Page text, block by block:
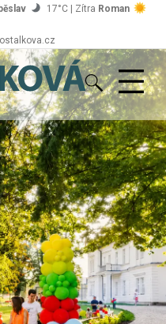
17°C | Zítra Roman